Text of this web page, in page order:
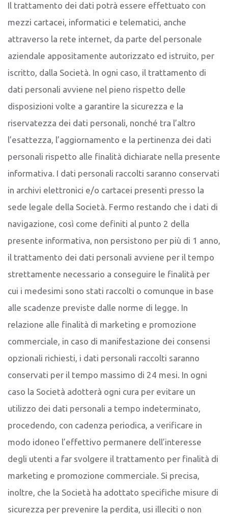
Il trattamento dei dati potrà essere effettuato con
mezzi cartacei, informatici e telematici, anche
attraverso la rete internet, da parte del personale
aziendale appositamente autorizzato ed istruito, per
iscritto, dalla Società. In ogni caso, il trattamento di
dati personali avviene nel pieno rispetto delle
disposizioni volte a garantire la sicurezza e la
riservatezza dei dati personali, nonché tra l’altro
l’esattezza, l’aggiornamento e la pertinenza dei dati
personali rispetto alle finalità dichiarate nella presente
informativa. I dati personali raccolti saranno conservati
in archivi elettronici e/o cartacei presenti presso la
sede legale della Società. Fermo restando che i dati di
navigazione, così come definiti al punto 2 della
presente informativa, non persistono per più di 1 anno,
il trattamento dei dati personali avviene per il tempo
strettamente necessario a conseguire le finalità per
cui i medesimi sono stati raccolti o comunque in base
alle scadenze previste dalle norme di legge. In
relazione alle finalità di marketing e promozione
commerciale, in caso di manifestazione dei consensi
opzionali richiesti, i dati personali raccolti saranno
conservati per il tempo massimo di 24 mesi. In ogni
caso la Società adotterà ogni cura per evitare un
utilizzo dei dati personali a tempo indeterminato,
procedendo, con cadenza periodica, a verificare in
modo idoneo l’effettivo permanere dell’interesse
degli utenti a far svolgere il trattamento per finalità di
marketing e promozione commerciale. Si precisa,
inoltre, che la Società ha adottato specifiche misure di
sicurezza per prevenire la perdita, usi illeciti o non